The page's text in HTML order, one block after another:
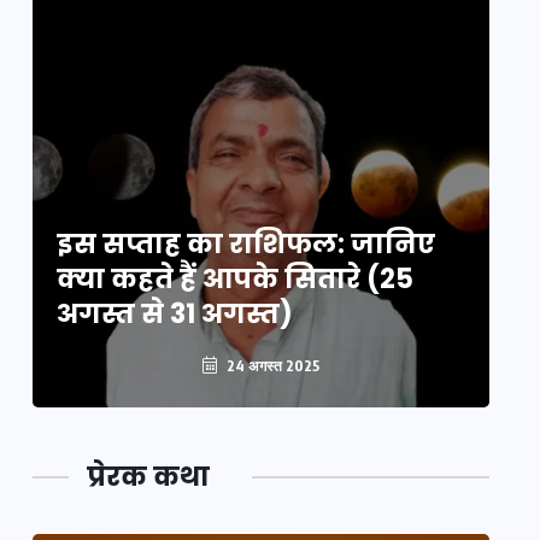
इस सप्ताह का राशिफल: जानिए
क्या कहते हैं आपके सितारे (25
अगस्त से 31 अगस्त)
24 अगस्त 2025
प्रेरक कथा